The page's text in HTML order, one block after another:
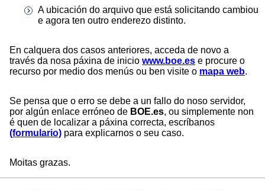
A ubicación do arquivo que está solicitando cambiou
e agora ten outro enderezo distinto.
En calquera dos casos anteriores, acceda de novo a
través da nosa páxina de inicio www.boe.es e procure o
recurso por medio dos menús ou ben visite o mapa web.
Se pensa que o erro se debe a un fallo do noso servidor,
por algún enlace erróneo de BOE.es, ou simplemente non
é quen de localizar a páxina correcta, escríbanos
(formulario) para explicarnos o seu caso.
Moitas grazas.